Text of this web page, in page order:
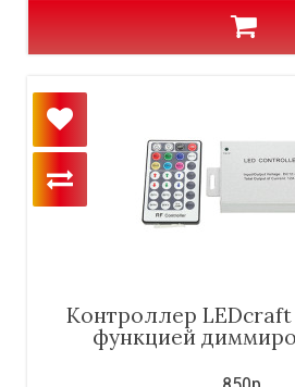
Контроллер LEDcraft
функцией